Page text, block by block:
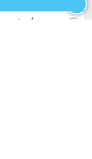
אני מסכים/ה ל